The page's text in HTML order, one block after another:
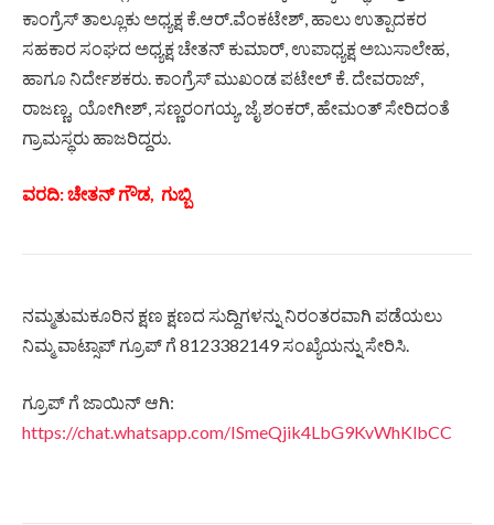
ಕಾಂಗ್ರೆಸ್ ತಾಲ್ಲೂಕು ಅಧ್ಯಕ್ಷ ಕೆ.ಆರ್.ವೆಂಕಟೇಶ್, ಹಾಲು ಉತ್ಪಾದಕರ
ಸಹಕಾರ ಸಂಘದ ಅಧ್ಯಕ್ಷ ಚೇತನ್ ಕುಮಾರ್, ಉಪಾಧ್ಯಕ್ಷ ಅಬುಸಾಲೇಹ,
ಹಾಗೂ ನಿರ್ದೇಶಕರು. ಕಾಂಗ್ರೆಸ್ ಮುಖಂಡ ಪಟೇಲ್ ಕೆ. ದೇವರಾಜ್,
ರಾಜಣ್ಣ, ಯೋಗೀಶ್, ಸಣ್ಣರಂಗಯ್ಯ, ಜೈ ಶಂಕರ್, ಹೇಮಂತ್ ಸೇರಿದಂತೆ
ಗ್ರಾಮಸ್ಥರು ಹಾಜರಿದ್ದರು.
ವರದಿ: ಚೇತನ್ ಗೌಡ, ಗುಬ್ಬಿ
ನಮ್ಮತುಮಕೂರಿನ ಕ್ಷಣ ಕ್ಷಣದ ಸುದ್ದಿಗಳನ್ನು ನಿರಂತರವಾಗಿ ಪಡೆಯಲು
ನಿಮ್ಮ ವಾಟ್ಸಾಪ್ ಗ್ರೂಪ್ ಗೆ 8123382149 ಸಂಖ್ಯೆಯನ್ನು ಸೇರಿಸಿ.
ಗ್ರೂಪ್ ಗೆ ಜಾಯಿನ್ ಆಗಿ:
https://chat.whatsapp.com/ISmeQjik4LbG9KvWhKlbCC